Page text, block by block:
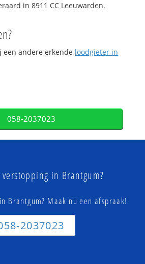
in 8911 CC Leeuwarden.
een andere erkende loodgieter in
058-2037023
verstopping in Brantgum?
Brantgum? Maak nu een afspraak!
2037023